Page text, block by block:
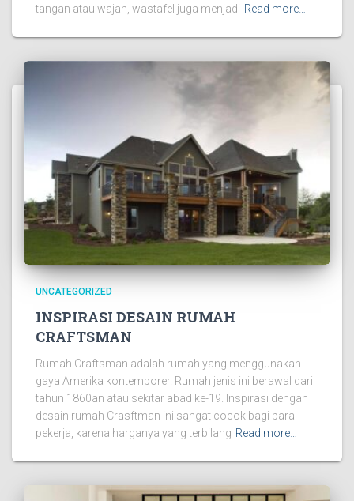
tangan atau wajah, wastafel juga menjadi Read more…
UNCATEGORIZED
INSPIRASI DESAIN RUMAH
CRAFTSMAN
Rumah Craftsman adalah rumah yang menggunakan
gaya Amerika kontemporer. Rumah jenis ini berawal dari
tahun 1860an atau sekitar abad ke-19. Inspirasi dengan
desain rumah Crasftman ini sangat cocok bagi para
pekerja, karena harganya yang terbilang Read more…